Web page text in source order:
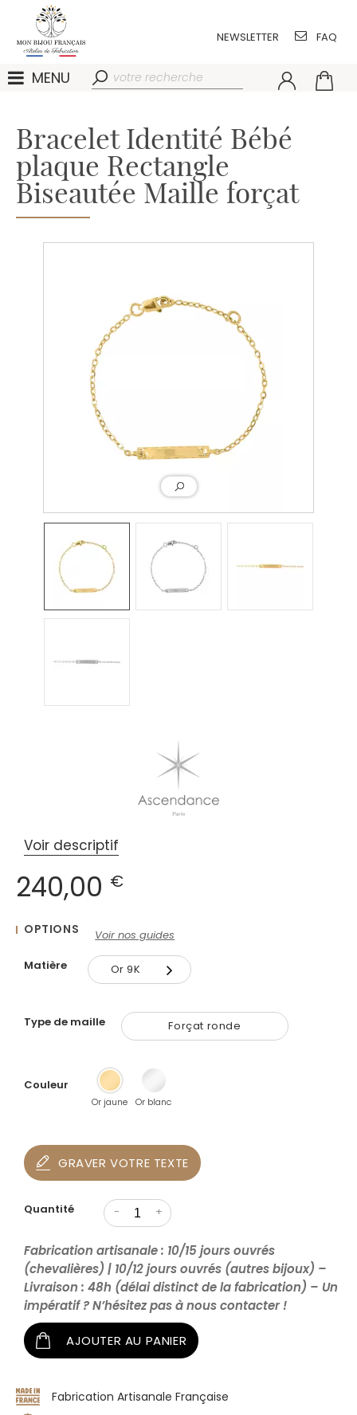
NEWSLETTER FAQ
MENU
Bracelet Identité Bébé
plaque Rectangle
Biseautée Maille forçat
Voir descriptif
240,00 €
OPTIONS
Voir nos guides
Matière
Or 9K
Or 18K
Type de maille Forçat ronde
Couleur
Or jaune Or blanc
GRAVER VOTRE TEXTE
Quantité - +
Fabrication artisanale : 10/15 jours ouvrés
(chevalières) | 10/12 jours ouvrés (autres bijoux) –
Livraison : 48h (délai distinct de la fabrication) – Un
impératif ? N’hésitez pas à nous contacter !
AJOUTER AU PANIER
Fabrication Artisanale Française